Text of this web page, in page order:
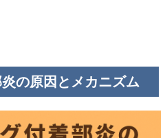
の原因とメカニズム